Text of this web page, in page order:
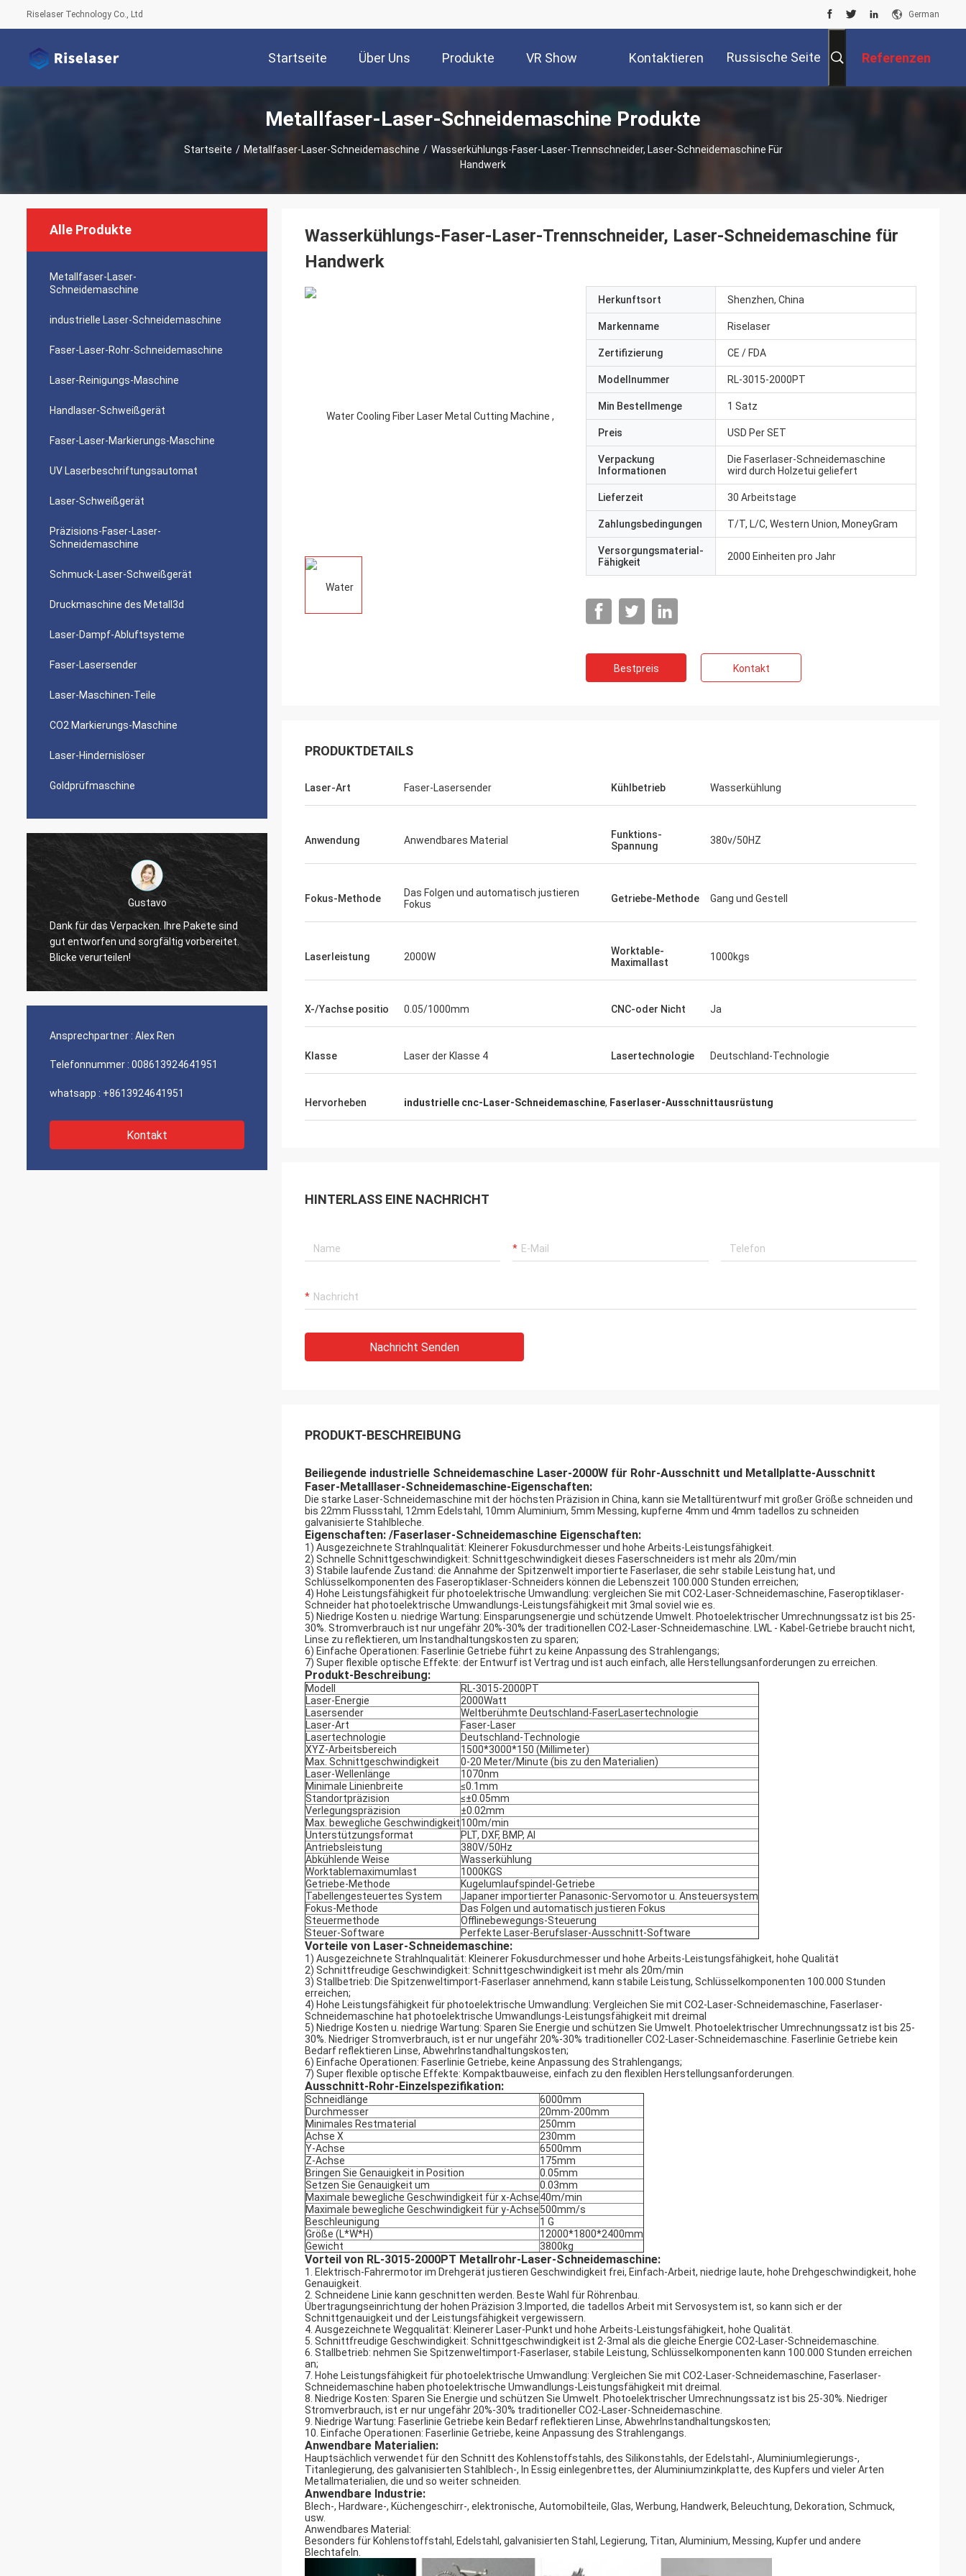
Riselaser Technology Co., Ltd German
Startseite Über Uns Produkte VR Show Kontaktieren
Sie Uns
Russische Seite Referenzen
Metallfaser-Laser-Schneidemaschine Produkte
Startseite / Metallfaser-Laser-Schneidemaschine / Wasserkühlungs-Faser-Laser-Trennschneider, Laser-Schneidemaschine Für
Handwerk
Alle Produkte
Metallfaser-Laser-
Schneidemaschine
industrielle Laser-Schneidemaschine
Faser-Laser-Rohr-Schneidemaschine
Laser-Reinigungs-Maschine
Handlaser-Schweißgerät
Faser-Laser-Markierungs-Maschine
UV Laserbeschriftungsautomat
Laser-Schweißgerät
Präzisions-Faser-Laser-
Schneidemaschine
Schmuck-Laser-Schweißgerät
Druckmaschine des Metall3d
Laser-Dampf-Abluftsysteme
Faser-Lasersender
Laser-Maschinen-Teile
CO2 Markierungs-Maschine
Laser-Hindernislöser
Goldprüfmaschine
Sieger
Danke, Zoe. Ich informierte Sie gerade
mich zitierte um 5 Menschen über
Lasersender. Es gab billigere Angebote,
aber ich wähle Sie am Ende. Ich mag Ihre
Firma besonders der Service.
Stefano
Gustavo
Dank für das Verpacken. Ihre Pakete sind
Blicke verurteilen!
Ansprechpartner : Alex Ren
Telefonnummer : 008613924641951
whatsapp : +8613924641951
Kontakt
Wasserkühlungs-Faser-Laser-Trennschneider, Laser-Schneidemaschine für
Handwerk
Herkunftsort Shenzhen, China
Markenname Riselaser
Zertifizierung CE / FDA
Modellnummer RL-3015-2000PT
Min Bestellmenge 1 Satz
Preis USD Per SET
Verpackung
Informationen
Die Faserlaser-Schneidemaschine
wird durch Holzetui geliefert
Lieferzeit 30 Arbeitstage
Zahlungsbedingungen T/T, L/C, Western Union, MoneyGram
Versorgungsmaterial-
Fähigkeit
2000 Einheiten pro Jahr
Bestpreis Kontakt
PRODUKTDETAILS
Laser-Art Faser-Lasersender Kühlbetrieb Wasserkühlung
Anwendung Anwendbares Material
Funktions-
Spannung
380v/50HZ
Fokus-Methode
Das Folgen und automatisch justieren
Fokus
Getriebe-Methode Gang und Gestell
Laserleistung 2000W
Worktable-
Maximallast
1000kgs
X-/Yachse positio 0.05/1000mm CNC-oder Nicht Ja
Klasse Laser der Klasse 4 Lasertechnologie Deutschland-Technologie
Hervorheben industrielle cnc-Laser-Schneidemaschine, Faserlaser-Ausschnittausrüstung
HINTERLASS EINE NACHRICHT
Nachricht Senden
PRODUKT-BESCHREIBUNG
Beiliegende industrielle Schneidemaschine Laser-2000W für Rohr-Ausschnitt und Metallplatte-Ausschnitt
Faser-Metalllaser-Schneidemaschine-Eigenschaften:
Die starke Laser-Schneidemaschine mit der höchsten Präzision in China, kann sie Metalltürentwurf mit großer Größe schneiden und
bis 22mm Flussstahl, 12mm Edelstahl, 10mm Aluminium, 5mm Messing, kupferne 4mm und 4mm tadellos zu schneiden
galvanisierte Stahlbleche.
Eigenschaften: /Faserlaser-Schneidemaschine Eigenschaften:
1) Ausgezeichnete Strahlnqualität: Kleinerer Fokusdurchmesser und hohe Arbeits-Leistungsfähigkeit.
2) Schnelle Schnittgeschwindigkeit: Schnittgeschwindigkeit dieses Faserschneiders ist mehr als 20m/min
3) Stabile laufende Zustand: die Annahme der Spitzenwelt importierte Faserlaser, die sehr stabile Leistung hat, und
Schlüsselkomponenten des Faseroptiklaser-Schneiders können die Lebenszeit 100.000 Stunden erreichen;
4) Hohe Leistungsfähigkeit für photoelektrische Umwandlung: vergleichen Sie mit CO2-Laser-Schneidemaschine, Faseroptiklaser-
Schneider hat photoelektrische Umwandlungs-Leistungsfähigkeit mit 3mal soviel wie es.
5) Niedrige Kosten u. niedrige Wartung: Einsparungsenergie und schützende Umwelt. Photoelektrischer Umrechnungssatz ist bis 25-
30%. Stromverbrauch ist nur ungefähr 20%-30% der traditionellen CO2-Laser-Schneidemaschine. LWL - Kabel-Getriebe braucht nicht,
Linse zu reflektieren, um Instandhaltungskosten zu sparen;
6) Einfache Operationen: Faserlinie Getriebe führt zu keine Anpassung des Strahlengangs;
7) Super flexible optische Effekte: der Entwurf ist Vertrag und ist auch einfach, alle Herstellungsanforderungen zu erreichen.
Produkt-Beschreibung:
Modell
RL-3015-2000PT
Laser-Energie
2000Watt
Lasersender
Weltberühmte Deutschland-FaserLasertechnologie
Laser-Art
Faser-Laser
Lasertechnologie
Deutschland-Technologie
XYZ-Arbeitsbereich
1500*3000*150 (Millimeter)
Max. Schnittgeschwindigkeit
0-20 Meter/Minute (bis zu den Materialien)
Laser-Wellenlänge
1070nm
Minimale Linienbreite
≤0.1mm
Standortpräzision
≤±0.05mm
Verlegungspräzision
±0.02mm
Max. bewegliche Geschwindigkeit100m/min
Unterstützungsformat
PLT, DXF, BMP, AI
Antriebsleistung
380V/50Hz
Abkühlende Weise
Wasserkühlung
Worktablemaximumlast
1000KGS
Getriebe-Methode
Kugelumlaufspindel-Getriebe
Tabellengesteuertes System
Japaner importierter Panasonic-Servomotor u. Ansteuersystem
Fokus-Methode
Das Folgen und automatisch justieren Fokus
Steuermethode
Offlinebewegungs-Steuerung
Steuer-Software
Perfekte Laser-Berufslaser-Ausschnitt-Software
Vorteile von Laser-Schneidemaschine:
1) Ausgezeichnete Strahlnqualität: Kleinerer Fokusdurchmesser und hohe Arbeits-Leistungsfähigkeit, hohe Qualität
2) Schnittfreudige Geschwindigkeit: Schnittgeschwindigkeit ist mehr als 20m/min
3) Stallbetrieb: Die Spitzenweltimport-Faserlaser annehmend, kann stabile Leistung, Schlüsselkomponenten 100.000 Stunden
erreichen;
4) Hohe Leistungsfähigkeit für photoelektrische Umwandlung: Vergleichen Sie mit CO2-Laser-Schneidemaschine, Faserlaser-
Schneidemaschine hat photoelektrische Umwandlungs-Leistungsfähigkeit mit dreimal
5) Niedrige Kosten u. niedrige Wartung: Sparen Sie Energie und schützen Sie Umwelt. Photoelektrischer Umrechnungssatz ist bis 25-
30%. Niedriger Stromverbrauch, ist er nur ungefähr 20%-30% traditioneller CO2-Laser-Schneidemaschine. Faserlinie Getriebe kein
Bedarf reflektieren Linse, AbwehrInstandhaltungskosten;
6) Einfache Operationen: Faserlinie Getriebe, keine Anpassung des Strahlengangs;
7) Super flexible optische Effekte: Kompaktbauweise, einfach zu den flexiblen Herstellungsanforderungen.
Ausschnitt-Rohr-Einzelspezifikation:
Schneidlänge
6000mm
Durchmesser
20mm-200mm
Minimales Restmaterial
250mm
Achse X
230mm
Y-Achse
6500mm
Z-Achse
175mm
Bringen Sie Genauigkeit in Position
0.05mm
Setzen Sie Genauigkeit um
0.03mm
Maximale bewegliche Geschwindigkeit für x-Achse40m/min
Maximale bewegliche Geschwindigkeit für y-Achse500mm/s
Beschleunigung
1 G
Größe (L*W*H)
12000*1800*2400mm
Gewicht
3800kg
Vorteil von RL-3015-2000PT Metallrohr-Laser-Schneidemaschine:
1.
Elektrisch-Fahrermotor im Drehgerät justieren Geschwindigkeit frei, Einfach-Arbeit, niedrige laute, hohe Drehgeschwindigkeit, hohe
Genauigkeit.
2. Schneidene Linie kann geschnitten werden. Beste Wahl für Röhrenbau.
Übertragungseinrichtung der hohen Präzision 3.Imported, die tadellos Arbeit mit Servosystem ist, so kann sich er der
Schnittgenauigkeit und der Leistungsfähigkeit vergewissern.
4. Ausgezeichnete Wegqualität: Kleinerer Laser-Punkt und hohe Arbeits-Leistungsfähigkeit, hohe Qualität.
5. Schnittfreudige Geschwindigkeit: Schnittgeschwindigkeit ist 2-3mal als die gleiche Energie CO2-Laser-Schneidemaschine.
6. Stallbetrieb: nehmen Sie Spitzenweltimport-Faserlaser, stabile Leistung, Schlüsselkomponenten kann 100.000 Stunden erreichen
an;
7. Hohe Leistungsfähigkeit für photoelektrische Umwandlung: Vergleichen Sie mit CO2-Laser-Schneidemaschine, Faserlaser-
Schneidemaschine haben photoelektrische Umwandlungs-Leistungsfähigkeit mit dreimal.
8. Niedrige Kosten: Sparen Sie Energie und schützen Sie Umwelt. Photoelektrischer Umrechnungssatz ist bis 25-30%. Niedriger
Stromverbrauch, ist er nur ungefähr 20%-30% traditioneller CO2-Laser-Schneidemaschine.
9. Niedrige Wartung: Faserlinie Getriebe kein Bedarf reflektieren Linse, AbwehrInstandhaltungskosten;
10. Einfache Operationen: Faserlinie Getriebe, keine Anpassung des Strahlengangs.
Anwendbare Materialien:
Hauptsächlich verwendet für den Schnitt des Kohlenstoffstahls, des Silikonstahls, der Edelstahl-, Aluminiumlegierungs-,
Titanlegierung, des galvanisierten Stahlblech-, In Essig einlegenbrettes, der Aluminiumzinkplatte, des Kupfers und vieler Arten
Metallmaterialien, die und so weiter schneiden.
Anwendbare Industrie:
Blech-, Hardware-, Küchengeschirr-, elektronische, Automobilteile, Glas, Werbung, Handwerk, Beleuchtung, Dekoration, Schmuck,
usw.
Anwendbares Material:
Besonders für Kohlenstoffstahl, Edelstahl, galvanisierten Stahl, Legierung, Titan, Aluminium, Messing, Kupfer und andere
Blechtafeln.